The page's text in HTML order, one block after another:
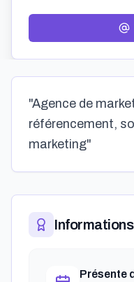
"Agence de
référencement,
marketing"
Présente